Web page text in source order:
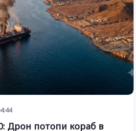
Дрон потопи кораб в